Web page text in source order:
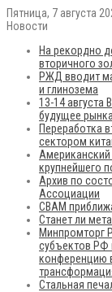
Пятница, 7 августа
Новости
На рекордно
вторичного
РЖД вводит
и глинозема
13-14 августа
будущее
Переработка
сектором
крупнейшего
Архив по
Ассоциации
CBAM
Станет ли
Минпромторг
субъектов РФ
конференцию
Стальная